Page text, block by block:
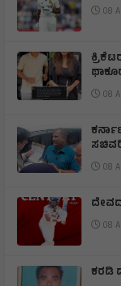
08
08
08
08
ಕರಡಿ